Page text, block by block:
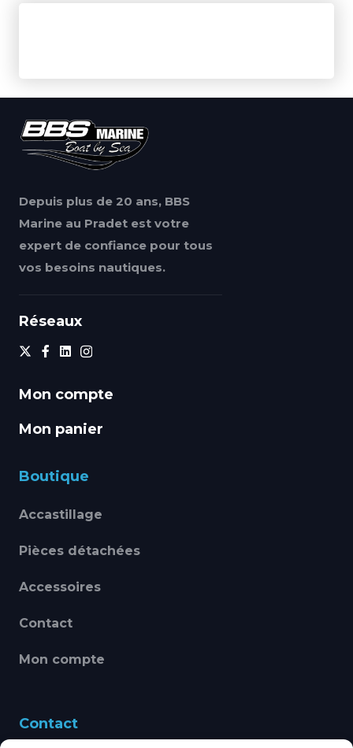
Depuis plus de 20 ans, BBS
Marine au Pradet est votre
expert de confiance pour tous
vos besoins nautiques.
Réseaux
Mon compte
Mon panier
Boutique
Accastillage
Pièces détachées
Accessoires
Contact
Mon compte
Contact